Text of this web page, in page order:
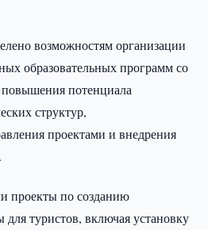
возможностям организации
образовательных программ со
потенциала
структур,
проектами и внедрения
проекты по созданию
туристов, включая установку